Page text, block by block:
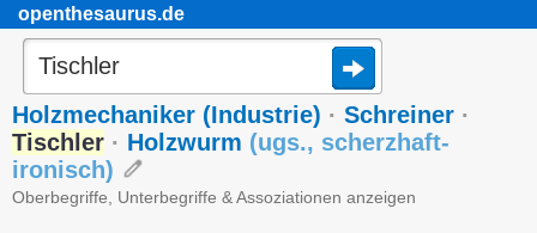
openthesaurus.de
Holzmechaniker (Industrie) · Schreiner ·
Tischler · Holzwurm (ugs., scherzhaft-
ironisch)
Oberbegriffe, Unterbegriffe & Assoziationen anzeigen